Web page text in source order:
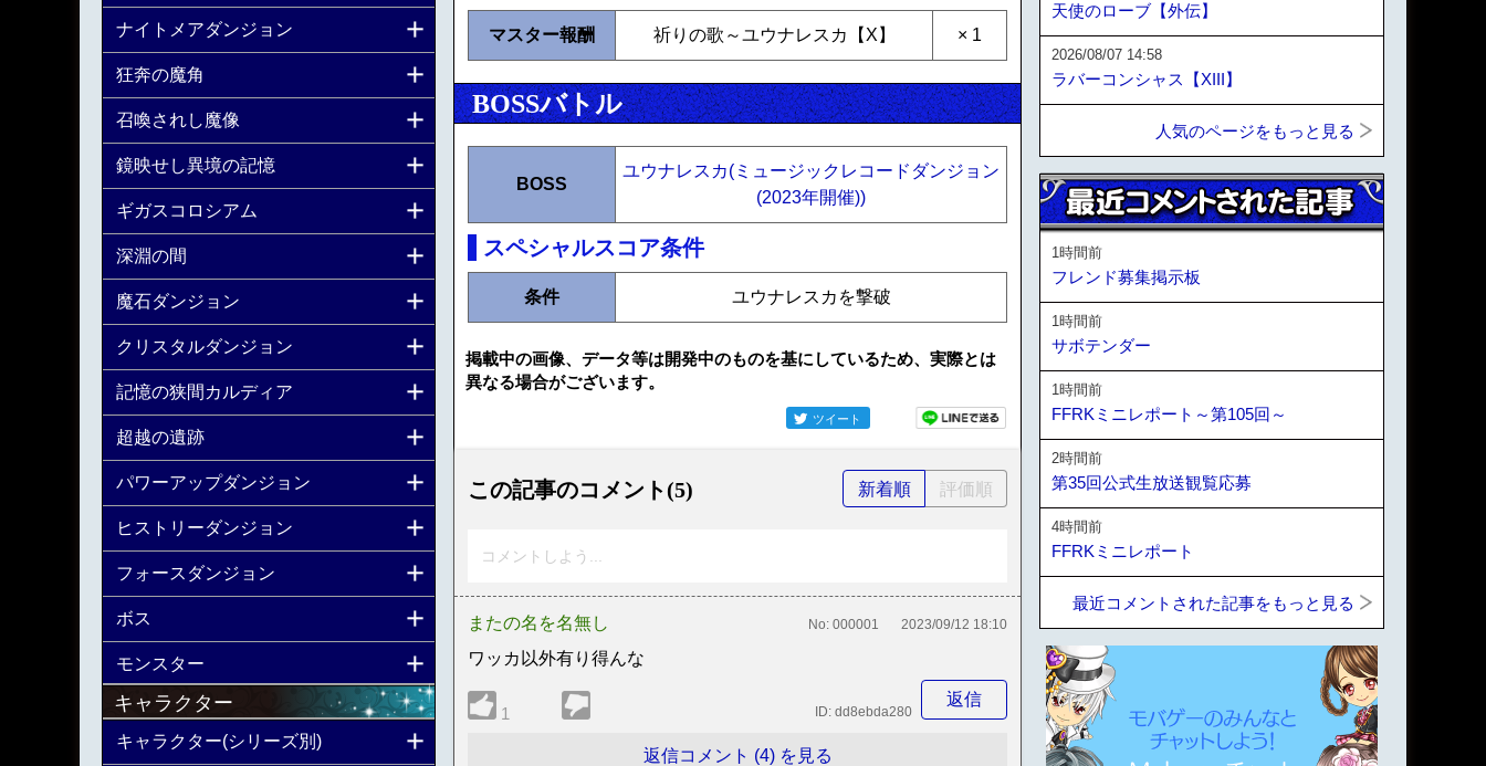
マスター報酬 祈りの歌～ユウナレスカ【X】 × 1
BOSSバトル
BOSS
ユウナレスカ(ミュージックレコードダンジョン
(2023年開催))
スペシャルスコア条件
条件 ユウナレスカを撃破
掲載中の画像、データ等は開発中のものを基にしているため、実際とは
異なる場合がございます。
ツイート
この記事のコメント(5) 新着順 評価順
コメントしよう...
またの名を名無し No: 000001 2023/09/12 18:10
ワッカ以外有り得んな
1
返信
ID: dd8ebda280
返信コメント (4) を見る
ナイトメアダンジョン
狂奔の魔角
召喚されし魔像
鏡映せし異境の記憶
ギガスコロシアム
深淵の間
魔石ダンジョン
クリスタルダンジョン
記憶の狭間カルディア
超越の遺跡
パワーアップダンジョン
ヒストリーダンジョン
フォースダンジョン
ボス
モンスター
キャラクター
キャラクター(シリーズ別)
天使のローブ【外伝】
2026/08/07 14:58
ラバーコンシャス【XIII】
人気のページをもっと見る
1時間前
フレンド募集掲示板
1時間前
サボテンダー
1時間前
FFRKミニレポート～第105回～
2時間前
第35回公式生放送観覧応募
4時間前
FFRKミニレポート
最近コメントされた記事をもっと見る